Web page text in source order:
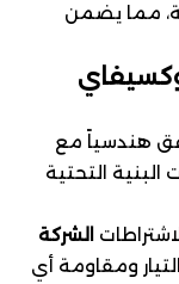
مما يضمن
هندسياً مع
التحتية
الشركة
ومقاومة أي